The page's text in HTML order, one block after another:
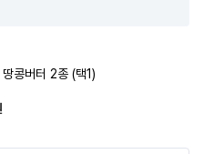
콩버터 2종 (택1)